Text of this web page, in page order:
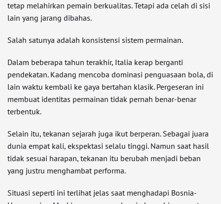
tetap melahirkan pemain berkualitas. Tetapi ada celah di sisi
lain yang jarang dibahas.
Salah satunya adalah konsistensi sistem permainan.
Dalam beberapa tahun terakhir, Italia kerap berganti
pendekatan. Kadang mencoba dominasi penguasaan bola, di
lain waktu kembali ke gaya bertahan klasik. Pergeseran ini
membuat identitas permainan tidak pernah benar-benar
terbentuk.
Selain itu, tekanan sejarah juga ikut berperan. Sebagai juara
dunia empat kali, ekspektasi selalu tinggi. Namun saat hasil
tidak sesuai harapan, tekanan itu berubah menjadi beban
yang justru menghambat performa.
Situasi seperti ini terlihat jelas saat menghadapi Bosnia-